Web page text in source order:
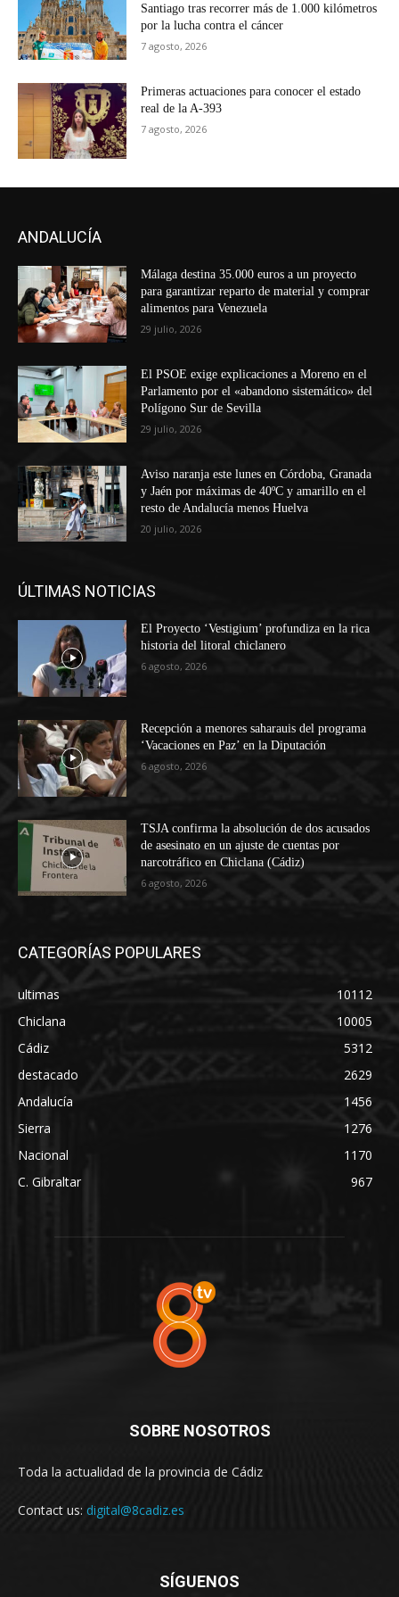
Santiago tras recorrer más de 1.000 kilómetros
por la lucha contra el cáncer
7 agosto, 2026
Primeras actuaciones para conocer el estado
real de la A-393
7 agosto, 2026
ANDALUCÍA
Málaga destina 35.000 euros a un proyecto
para garantizar reparto de material y comprar
alimentos para Venezuela
29 julio, 2026
El PSOE exige explicaciones a Moreno en el
Parlamento por el «abandono sistemático» del
Polígono Sur de Sevilla
29 julio, 2026
Aviso naranja este lunes en Córdoba, Granada
y Jaén por máximas de 40ºC y amarillo en el
resto de Andalucía menos Huelva
20 julio, 2026
ÚLTIMAS NOTICIAS
El Proyecto ‘Vestigium’ profundiza en la rica
historia del litoral chiclanero
6 agosto, 2026
Recepción a menores saharauis del programa
‘Vacaciones en Paz’ en la Diputación
6 agosto, 2026
TSJA confirma la absolución de dos acusados
de asesinato en un ajuste de cuentas por
narcotráfico en Chiclana (Cádiz)
6 agosto, 2026
CATEGORÍAS POPULARES
ultimas
10112
Chiclana
10005
Cádiz
5312
destacado
2629
Andalucía
1456
Sierra
1276
Nacional
1170
C. Gibraltar
967
SOBRE NOSOTROS
Toda la actualidad de la provincia de Cádiz
Contact us: digital@8cadiz.es
SÍGUENOS